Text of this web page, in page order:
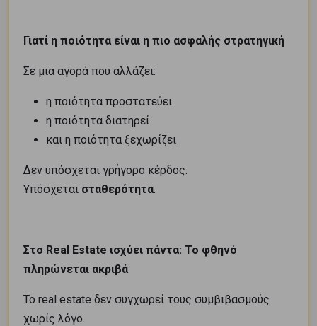
Γιατί η ποιότητα είναι η πιο ασφαλής στρατηγική
Σε μια αγορά που αλλάζει:
η ποιότητα προστατεύει
η ποιότητα διατηρεί
και η ποιότητα ξεχωρίζει
Δεν υπόσχεται γρήγορο κέρδος.
Υπόσχεται σταθερότητα.
Στο Real Estate ισχύει πάντα: Το φθηνό
πληρώνεται ακριβά
Το real estate δεν συγχωρεί τους συμβιβασμούς
χωρίς λόγο.